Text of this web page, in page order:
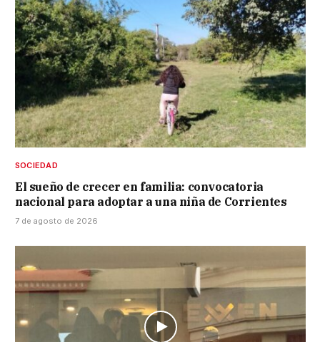
SOCIEDAD
El sueño de crecer en familia: convocatoria
nacional para adoptar a una niña de Corrientes
7 de agosto de 2026